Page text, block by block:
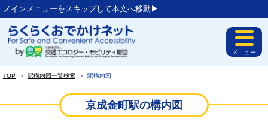
メインメニューをスキップして本文へ移動▶︎
メニュー
TOP ＞ 駅構内図一覧検索 ＞ 駅構内図
京成金町駅の構内図